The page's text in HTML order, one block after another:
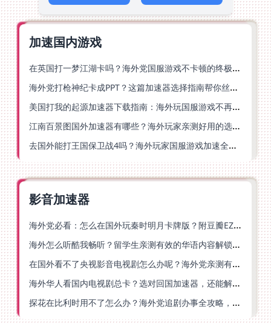
加速国内游戏
在英国打一梦江湖卡吗？海外党国服游戏不卡顿的终极解法
海外党打枪神纪卡成PPT？这篇加速器选择指南帮你丝滑上分
美国打我的起源加速器下载指南：海外玩国服游戏不再卡的终极方案
江南百景图国外加速器有哪些？海外玩家亲测好用的选择与避坑指南
去国外能打王国保卫战4吗？海外玩家国服游戏加速全攻略（附公主连结幻想江湖实测）
影音加速器
海外党必看：怎么在国外玩秦时明月卡牌版？附豆瓣EZCast地区限制破解法
海外怎么听酷我畅听？留学生亲测有效的华语内容解锁指南
在国外看不了央视影音电视剧怎么办呢？海外党亲测有效的回国加速方案
海外华人看国内电视剧总卡？选对回国加速器，还能解决菲律宾打不开反诈中心的问题
探花在比利时用不了怎么办？海外党追剧办事全攻略，选对加速器就够了